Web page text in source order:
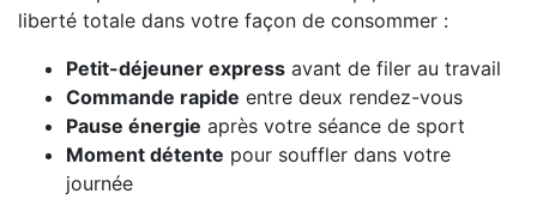
liberté totale dans votre façon de consommer :
Petit-déjeuner express avant de filer au travail
Commande rapide entre deux rendez-vous
Pause énergie après votre séance de sport
Moment détente pour souffler dans votre
journée